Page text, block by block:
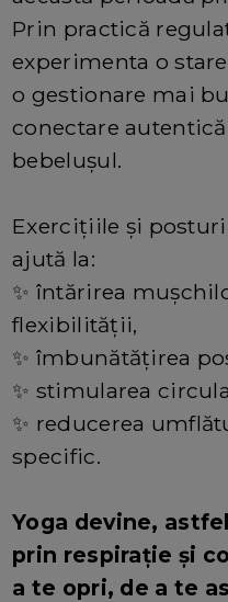
Prin practică
experimenta o
o gestionare mai
conectare
bebelușul.
Exercițiile și
ajută la:
✨ întărirea
flexibilității,
✨ îmbunătățirea
✨ stimularea
✨ reducerea
specific.
Yoga devine,
prin respirație și
a te opri, de a te